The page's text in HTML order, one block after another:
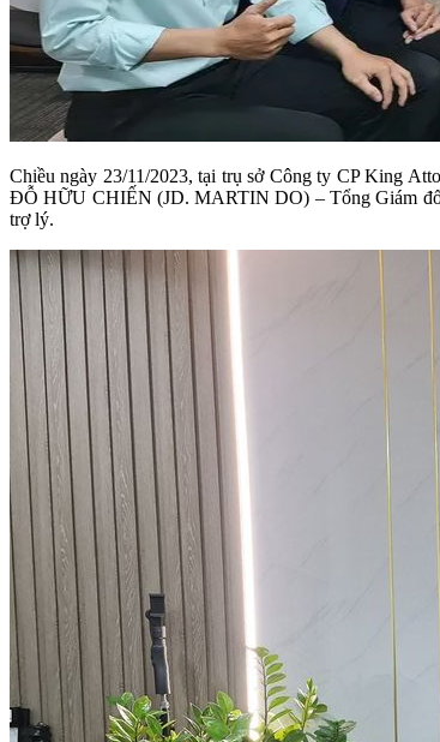
Chiều ngày 23/11/2023, tại trụ sở Công ty CP King
ĐỖ HỮU CHIẾN (JD. MARTIN DO) – Tổng Giám
trợ lý.